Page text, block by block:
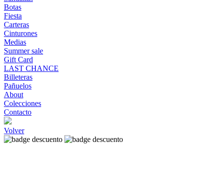
Botas
Fiesta
Carteras
Cinturones
Medias
Summer sale
Gift Card
LAST CHANCE
Billeteras
Pañuelos
About
Colecciones
Contacto
Volver